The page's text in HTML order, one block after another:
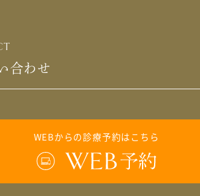
合わせ
WEBからの診療予約はこちら